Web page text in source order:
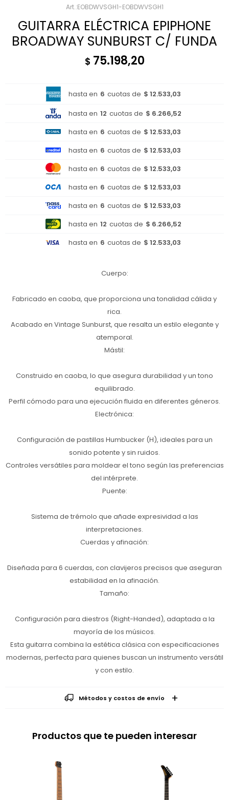
EOBDWVSGH1-EOBDWVSGH1
GUITARRA ELÉCTRICA EPIPHONE
BROADWAY SUNBURST C/ FUNDA
$ 75.198,20
hasta en 6 cuotas de $ 12.533,03
hasta en 12 cuotas de $ 6.266,52
hasta en 6 cuotas de $ 12.533,03
hasta en 6 cuotas de $ 12.533,03
hasta en 6 cuotas de $ 12.533,03
hasta en 6 cuotas de $ 12.533,03
hasta en 6 cuotas de $ 12.533,03
hasta en 12 cuotas de $ 6.266,52
hasta en 6 cuotas de $ 12.533,03
Cuerpo:
Fabricado en caoba, que proporciona una tonalidad cálida y
rica.
Acabado en Vintage Sunburst, que resalta un estilo elegante y
atemporal.
Mástil:
Construido en caoba, lo que asegura durabilidad y un tono
equilibrado.
Perfil cómodo para una ejecución fluida en diferentes géneros.
Electrónica:
Configuración de pastillas Humbucker (H), ideales para un
sonido potente y sin ruidos.
Controles versátiles para moldear el tono según las preferencias
del intérprete.
Puente:
Sistema de trémolo que añade expresividad a las
interpretaciones.
Cuerdas y afinación:
Diseñada para 6 cuerdas, con clavijeros precisos que aseguran
estabilidad en la afinación.
Tamaño:
Configuración para diestros (Right-Handed), adaptada a la
mayoría de los músicos.
Esta guitarra combina la estética clásica con especificaciones
modernas, perfecta para quienes buscan un instrumento versátil
y con estilo.
Métodos y costos de envío
Productos que te pueden interesar